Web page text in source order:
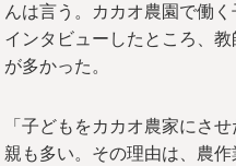
んは言う。カカオ農園で働
インタビューしたところ、
が多かった。
「子どもをカカオ農家にさ
親も多い。その理由は、農